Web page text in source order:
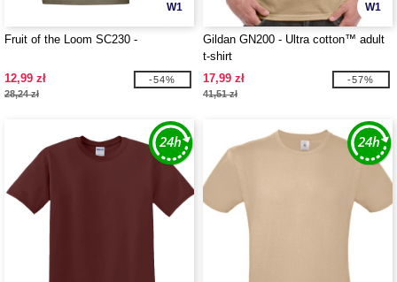
W1
Fruit of the Loom SC230 -
12,99 zł
28,24 zł
-54%
W1
Gildan GN200 - Ultra cotton™ adult
t-shirt
17,99 zł
41,51 zł
-57%